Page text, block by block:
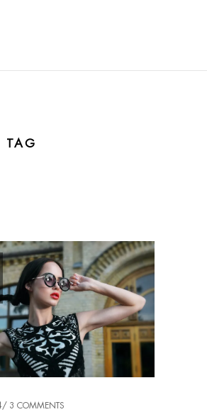
TAG
3 COMMENTS